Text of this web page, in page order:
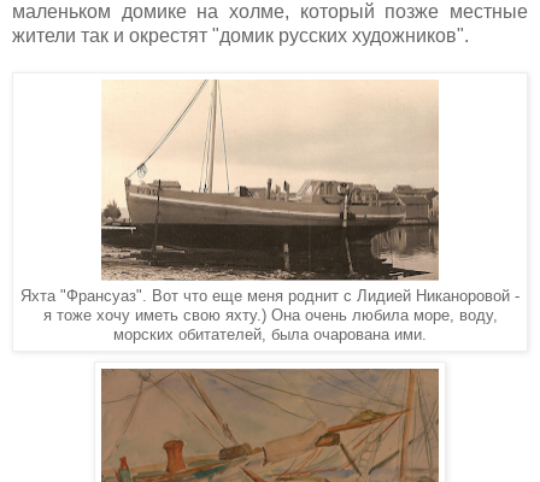
маленьком домике на холме, который позже местные
жители так и окрестят "домик русских художников".
Яхта "Франсуаз". Вот что еще меня роднит с Лидией Никаноровой -
я тоже хочу иметь свою яхту.) Она очень любила море, воду,
морских обитателей, была очарована ими.